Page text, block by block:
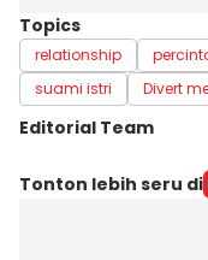
Topics
relationship
suami istri
Divert
Editorial Team
Editor
Tonton lebih seru di